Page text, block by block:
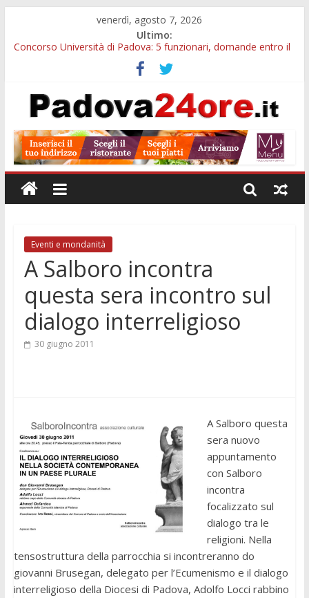
venerdì, agosto 7, 2026
Ultimo:
Concorso Università di Padova: 5 funzionari, domande entro il
Notizie di Padova alle ore 10: arresto, fermata Busitalia e
tregua dal caldo
Slow Looking agli Eremitani: un’ora per osservare davvero
Notizie di Padova alle ore 21: lavoratore morto, credito sul
gasolio e IA nei Comuni
Orto Botanico Padova: visite ed escursioni fino a settembre
Eventi e mondanità
A Salboro incontra
questa sera incontro sul
dialogo interreligioso
30 giugno 2011
A Salboro questa
sera nuovo
appuntamento
con Salboro
incontra
focalizzato sul
dialogo tra le
religioni. Nella
tensostruttura della parrocchia si incontreranno do
giovanni Brusegan, delegato per l’Ecumenismo e il dialogo
interreligioso della Diocesi di Padova, Adolfo Locci rabbino